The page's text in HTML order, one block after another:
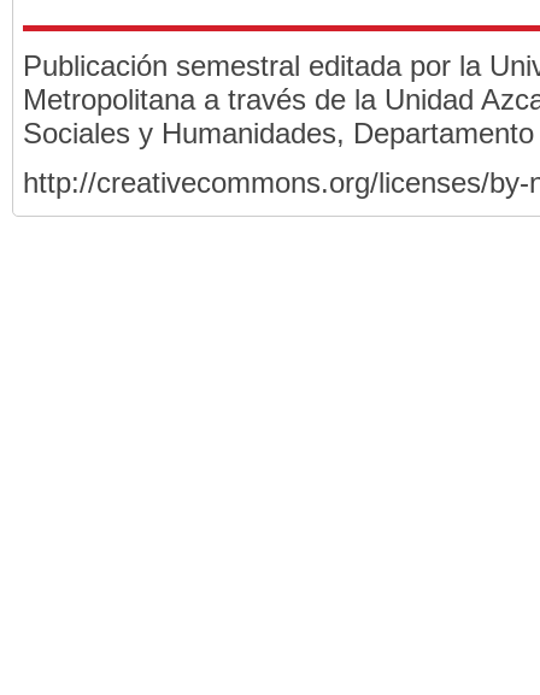
Publicación semestral editada por la
Metropolitana a través de la Unidad
Sociales y Humanidades,
http://creativecommons.org/licenses/by-